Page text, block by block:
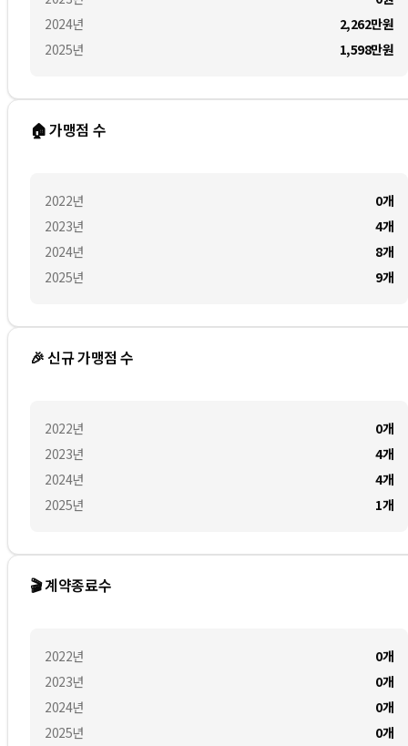
2024년
2025년
2,262만원
1,598만원
🏠 가맹점 수
2022년
2023년
2024년
2025년
0개
4개
8개
9개
🎉 신규 가맹점 수
2022년
2023년
2024년
2025년
0개
4개
4개
1개
🎬 계약종료수
2022년
2023년
2024년
2025년
0개
0개
0개
0개